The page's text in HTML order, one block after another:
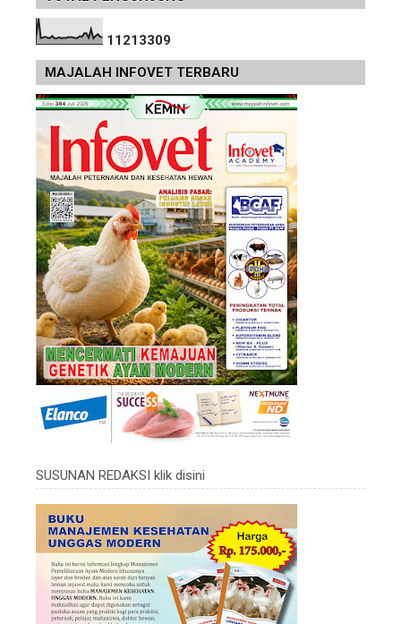
11213309
MAJALAH INFOVET TERBARU
SUSUNAN REDAKSI klik disini